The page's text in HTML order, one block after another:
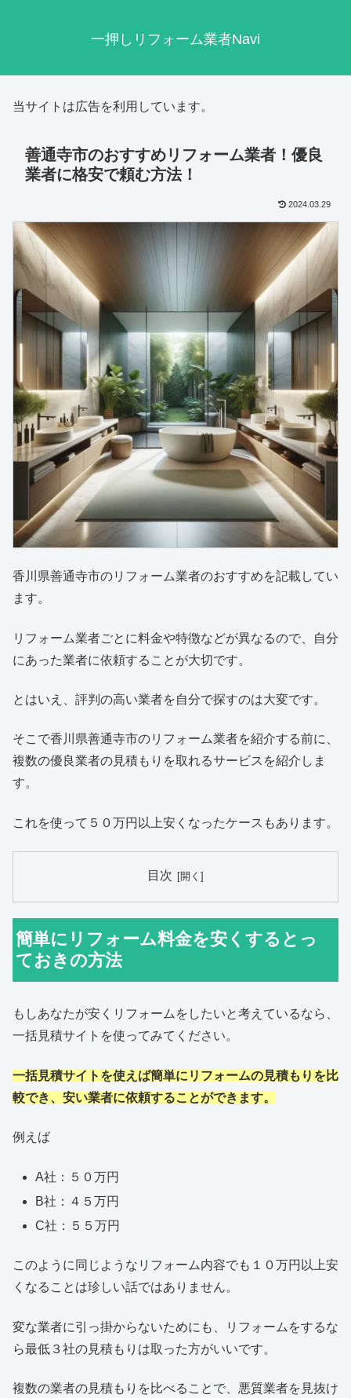
一押しリフォーム業者Navi
当サイトは広告を利用しています。
善通寺市のおすすめリフォーム業者！優良
業者に格安で頼む方法！
2024.03.29
香川県善通寺市のリフォーム業者のおすすめを記載してい
ます。
リフォーム業者ごとに料金や特徴などが異なるので、自分
にあった業者に依頼することが大切です。
とはいえ、評判の高い業者を自分で探すのは大変です。
そこで香川県善通寺市のリフォーム業者を紹介する前に、
複数の優良業者の見積もりを取れるサービスを紹介しま
す。
これを使って５０万円以上安くなったケースもあります。
目次
簡単にリフォーム料金を安くするとっ
ておきの方法
もしあなたが安くリフォームをしたいと考えているなら、
一括見積サイトを使ってみてください。
一括見積サイトを使えば簡単にリフォームの見積もりを比
較でき、安い業者に依頼することができます。
例えば
A社：５０万円
B社：４５万円
C社：５５万円
このように同じようなリフォーム内容でも１０万円以上安
くなることは珍しい話ではありません。
変な業者に引っ掛からないためにも、リフォームをするな
ら最低３社の見積もりは取った方がいいです。
複数の業者の見積もりを比べることで、悪質業者を見抜け